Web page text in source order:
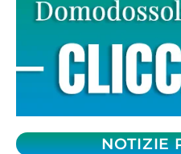
NOTIZIE